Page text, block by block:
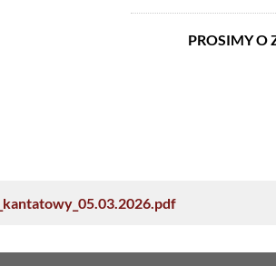
PROSIMY O